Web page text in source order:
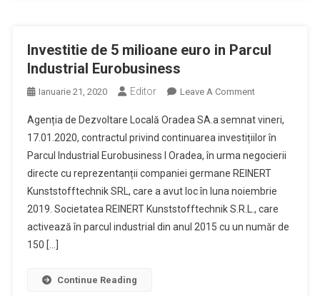
Investitie de 5 milioane euro in Parcul
Industrial Eurobusiness
Ianuarie 21, 2020 Editor Leave A CommentOn
De
5
Milioane
Euro
In
Parcul
Industrial
Agenția de Dezvoltare Locală Oradea SA.a semnat vineri,
17.01.2020, contractul privind continuarea investițiilor în
Parcul Industrial Eurobusiness I Oradea, în urma negocierii
directe cu reprezentanții companiei germane REINERT
Kunststofftechnik SRL, care a avut loc în luna noiembrie
2019. Societatea REINERT Kunststofftechnik S.R.L., care
activează în parcul industrial din anul 2015 cu un număr de
150 […]
Continue Reading